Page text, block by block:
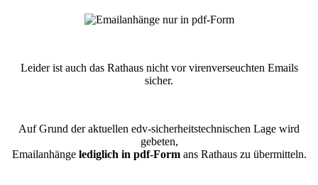
Leider ist auch das Rathaus nicht vor virenverseuchten Emails
sicher.
Auf Grund der aktuellen edv-sicherheitstechnischen Lage wird
gebeten,
Emailanhänge lediglich in pdf-Formans Rathaus zu übermitteln.